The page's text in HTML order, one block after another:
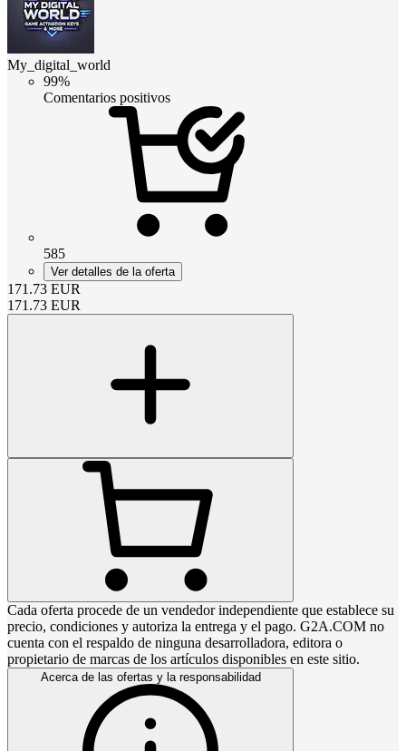
My_digital_world
99%
Comentarios positivos
585
Ver detalles de la oferta
171.73 EUR
171.73 EUR
Cada oferta procede de un vendedor independiente que establece su
precio, condiciones y autoriza la entrega y el pago. G2A.COM no
cuenta con el respaldo de ninguna desarrolladora, editora o
propietario de marcas de los artículos disponibles en este sitio.
Acerca de las ofertas y la responsabilidad